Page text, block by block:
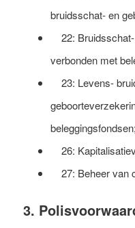
bruidsschat- en
22:
verbonden met
23: Levens-
beleggingsfondsen;
26:
27: Beheer van
3.